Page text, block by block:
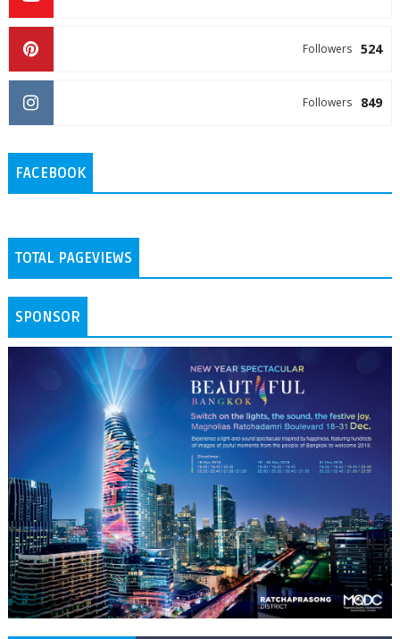
524
Followers
849
Followers
FACEBOOK
TOTAL PAGEVIEWS
SPONSOR